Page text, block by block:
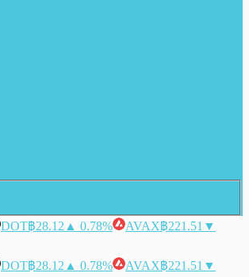
DOT฿28.12 ▲ 0.78% AVAX฿221.51 ▼
DOT฿28.12 ▲ 0.78% AVAX฿221.51 ▼